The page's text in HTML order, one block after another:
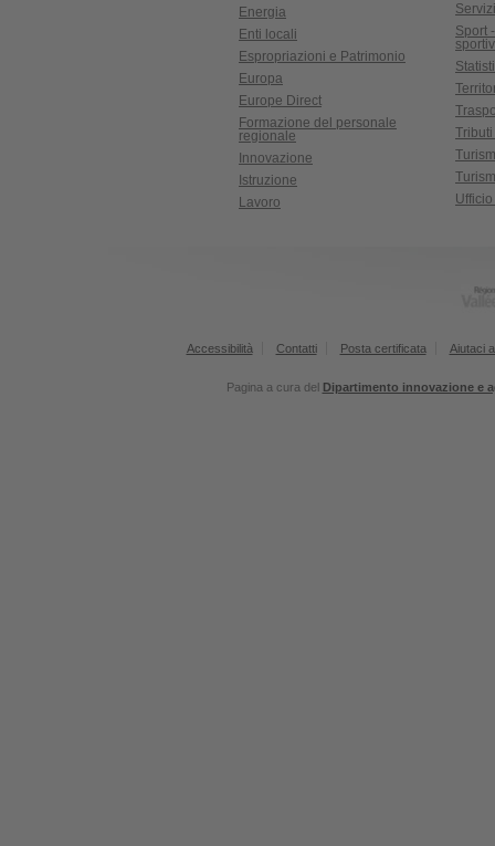
Energia
Enti locali
Espropriazioni e Patrimonio
Europa
Europe Direct
Formazione del personale
regionale
Innovazione
Istruzione
Lavoro
Sport
Accessibilità Contatti Posta certificata Aiutaci
Pagina a cura del Dipartimento innovazione e